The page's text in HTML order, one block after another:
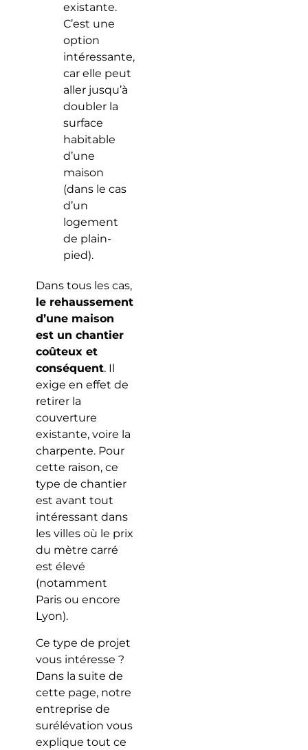
existante.
C’est une
option
intéressante,
car elle peut
aller jusqu’à
doubler la
surface
habitable
d’une
maison
(dans le cas
d’un
logement
de plain-
pied).
Dans tous les cas,
le rehaussement
d’une maison
est un chantier
coûteux et
conséquent. Il
exige en effet de
retirer la
couverture
existante, voire la
charpente. Pour
cette raison, ce
type de chantier
est avant tout
intéressant dans
les villes où le prix
du mètre carré
est élevé
(notamment
Paris ou encore
Lyon).
Ce type de projet
vous intéresse ?
Dans la suite de
cette page, notre
entreprise de
surélévation vous
explique tout ce